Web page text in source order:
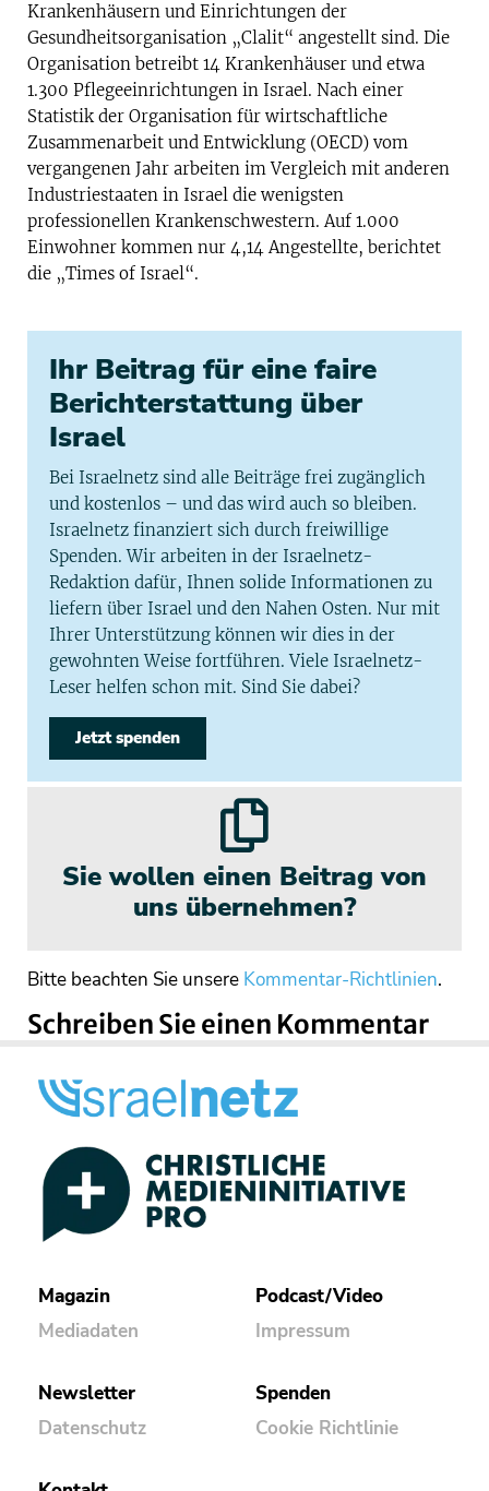
Krankenhäusern und Einrichtungen der
Gesundheitsorganisation „Clalit“ angestellt sind. Die
Organisation betreibt 14 Krankenhäuser und etwa
1.300 Pflegeeinrichtungen in Israel. Nach einer
Statistik der Organisation für wirtschaftliche
Zusammenarbeit und Entwicklung (OECD) vom
vergangenen Jahr arbeiten im Vergleich mit anderen
Industriestaaten in Israel die wenigsten
professionellen Krankenschwestern. Auf 1.000
Einwohner kommen nur 4,14 Angestellte, berichtet
die „Times of Israel“.
Ihr Beitrag für eine faire
Berichterstattung über
Israel
Bei Israelnetz sind alle Beiträge frei zugänglich
und kostenlos – und das wird auch so bleiben.
Israelnetz finanziert sich durch freiwillige
Spenden. Wir arbeiten in der Israelnetz-
Redaktion dafür, Ihnen solide Informationen zu
liefern über Israel und den Nahen Osten. Nur mit
Ihrer Unterstützung können wir dies in der
gewohnten Weise fortführen. Viele Israelnetz-
Leser helfen schon mit. Sind Sie dabei?
Jetzt spenden
Sie wollen einen Beitrag von
uns übernehmen?
Bitte beachten Sie unsere Kommentar-Richtlinien.
Schreiben Sie einen Kommentar
Magazin
Mediadaten
Podcast/Video
Impressum
Newsletter
Datenschutz
Spenden
Cookie Richtlinie